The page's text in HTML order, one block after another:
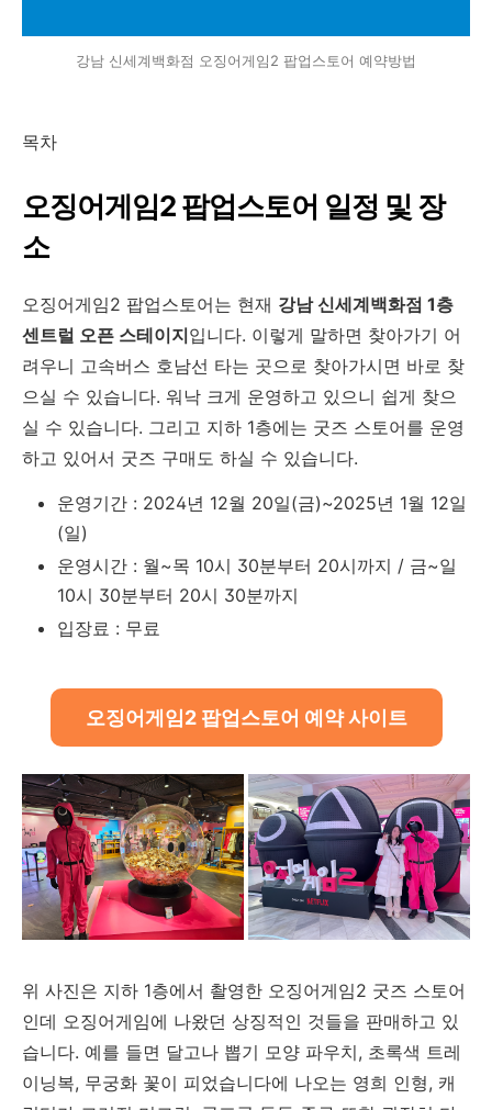
강남 신세계백화점 오징어게임2 팝업스토어 예약방법
목차
오징어게임2 팝업스토어 일정 및 장
소
오징어게임2 팝업스토어는 현재 강남 신세계백화점 1층
센트럴 오픈 스테이지입니다. 이렇게 말하면 찾아가기 어
려우니 고속버스 호남선 타는 곳으로 찾아가시면 바로 찾
으실 수 있습니다. 워낙 크게 운영하고 있으니 쉽게 찾으
실 수 있습니다. 그리고 지하 1층에는 굿즈 스토어를 운영
하고 있어서 굿즈 구매도 하실 수 있습니다.
운영기간 : 2024년 12월 20일(금)~2025년 1월 12일
(일)
운영시간 : 월~목 10시 30분부터 20시까지 / 금~일
10시 30분부터 20시 30분까지
입장료 : 무료
오징어게임2 팝업스토어 예약 사이트
위 사진은 지하 1층에서 촬영한 오징어게임2 굿즈 스토어
인데 오징어게임에 나왔던 상징적인 것들을 판매하고 있
습니다. 예를 들면 달고나 뽑기 모양 파우치, 초록색 트레
이닝복, 무궁화 꽃이 피었습니다에 나오는 영희 인형, 캐